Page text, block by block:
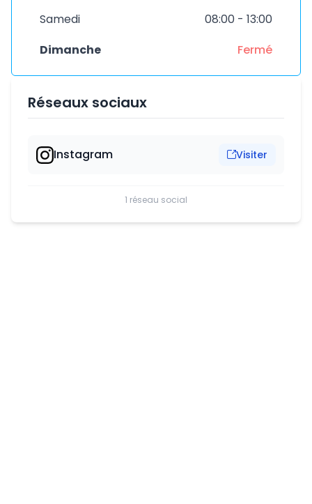
Samedi
08:00 - 13:00
Dimanche
Fermé
Réseaux sociaux
Instagram Visiter
1 réseau social